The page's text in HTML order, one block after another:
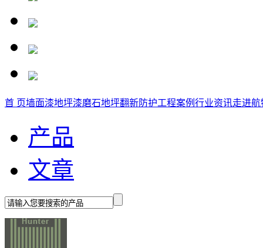
首 页墙面漆地坪漆磨石地坪翻新防护工程案例 行业资讯走进航
产品
文章